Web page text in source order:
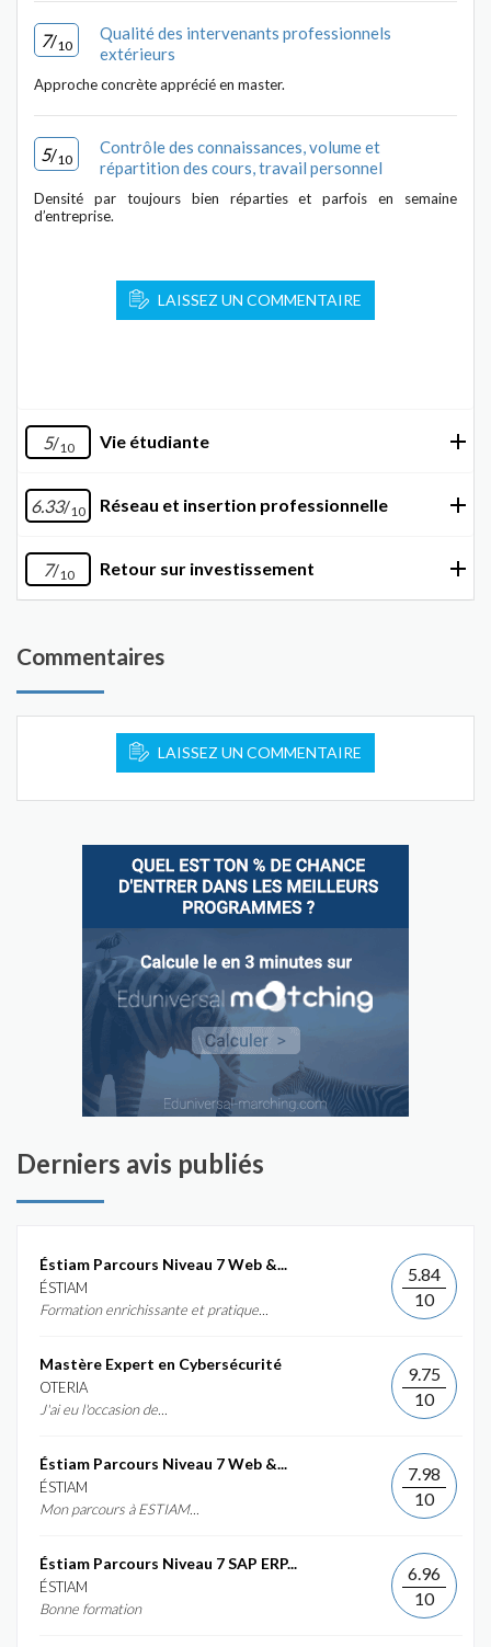
7/10
Qualité des intervenants professionnels
extérieurs
Approche concrète apprécié en master.
5/10
Contrôle des connaissances, volume et
répartition des cours, travail personnel
Densité par toujours bien réparties et parfois en semaine
d’entreprise.
LAISSEZ UN COMMENTAIRE
5/10 Vie étudiante
6.33/10 Réseau et insertion professionnelle
7/10 Retour sur investissement
Commentaires
LAISSEZ UN COMMENTAIRE
Derniers avis publiés
Éstiam Parcours Niveau 7 Web &...
ÉSTIAM
Formation enrichissante et pratique...
5.84
10
Mastère Expert en Cybersécurité
OTERIA
J'ai eu l'occasion de...
9.75
10
Éstiam Parcours Niveau 7 Web &...
ÉSTIAM
Mon parcours à ESTIAM...
7.98
10
Éstiam Parcours Niveau 7 SAP ERP...
ÉSTIAM
Bonne formation
6.96
10